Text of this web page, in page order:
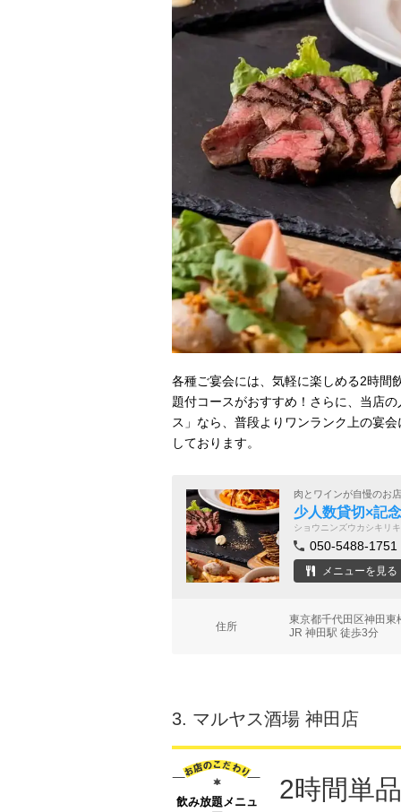
各種ご宴会には、気軽に楽しめる2時間
題付コースがおすすめ！さらに、当店
ス」なら、普段よりワンランク上の宴
しております。
肉とワインが自慢のお店
少人数貸切×記
ショウニンズウカシキリ
050-5488-1751
メニューを見る
住所
東京都千代田区神田
JR 神田駅 徒歩3分
3. マルヤス酒場 神田店
飲み放題メニュ
2時間単